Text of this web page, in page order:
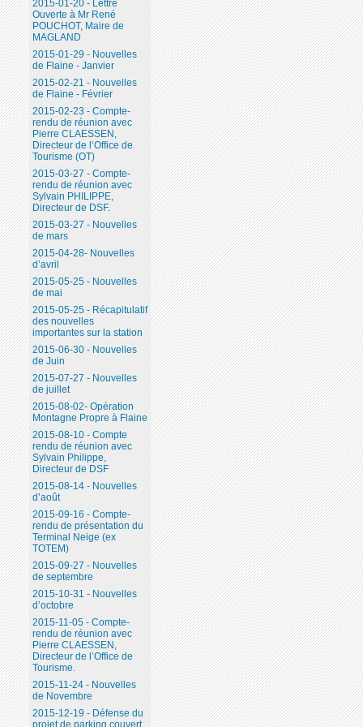
2015-01-20 - Lettre
Ouverte à Mr René
POUCHOT, Maire de
MAGLAND
2015-01-29 - Nouvelles
de Flaine - Janvier
2015-02-21 - Nouvelles
de Flaine - Février
2015-02-23 - Compte-
rendu de réunion avec
Pierre CLAESSEN,
Directeur de l’Office de
Tourisme (OT)
2015-03-27 - Compte-
rendu de réunion avec
Sylvain PHILIPPE,
Directeur de DSF.
2015-03-27 - Nouvelles
de mars
2015-04-28- Nouvelles
d’avril
2015-05-25 - Nouvelles
de mai
2015-05-25 - Récapitulatif
des nouvelles
importantes sur la station
2015-06-30 - Nouvelles
de Juin
2015-07-27 - Nouvelles
de juillet
2015-08-02- Opération
Montagne Propre à Flaine
2015-08-10 - Compte
rendu de réunion avec
Sylvain Philippe,
Directeur de DSF
2015-08-14 - Nouvelles
d’août
2015-09-16 - Compte-
rendu de présentation du
Terminal Neige (ex
TOTEM)
2015-09-27 - Nouvelles
de septembre
2015-10-31 - Nouvelles
d’octobre
2015-11-05 - Compte-
rendu de réunion avec
Pierre CLAESSEN,
Directeur de l’Office de
Tourisme.
2015-11-24 - Nouvelles
de Novembre
2015-12-19 - Défense du